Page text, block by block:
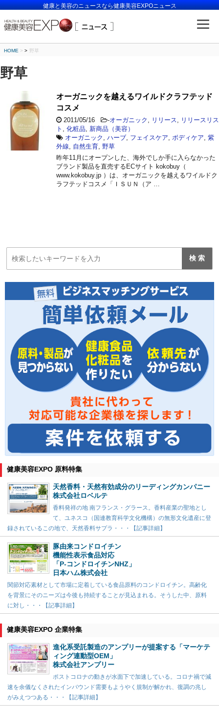
健康と美容のニュースなら健康美容EXPOニュース
HOME > 野草
野草
オーガニックを越えるワイルドクラフテッド
コスメ
2011/05/16 -オーガニック リリース
リリースリス
ト
化粧品
新商品（美容）
オーガニック
ハーブ フェイスケア ボディケア 紫
外線
自然生育 野草
昨年11月にオープンした、海外でしか手に入らなかった
ブランド製品を直売するECサイト kokobuy（
www.kokobuy.jp ）は、オーガニックを越えるワイルドク
ラフテッドコスメ「ＩＳＵＮ（ア …
健康美容EXPO 原料特集
天然香料・天然有効成分のリーディングカンパニー
株式会社ロベルテ
香料発祥の地 南フランス・グラース。香料産業の聖地とし
て、ユネスコ（国連教育科学文化機構）の無形文化遺産に登
録されているこの地で、天然香料サプラ・・・【記事詳細】
豚由来コンドロイチン
機能性表示食品対応
「P-コンドロイチンNHZ」
日本ハム株式会社
関節対応素材として市場に定着している食品原料のコンドロイチン。高齢化
を背景にそのニーズは今後も持続することが見込まれる。そうした中、原料
に対し・・・【記事詳細】
健康美容EXPO 企業特集
進化系受託製造のアンプリーが提案する「マーケテ
ィング連動型OEM」
株式会社アンプリー
ポストコロナの動きが水面下で加速している。コロナ禍で減
速を余儀なくされたインバウンド需要もようやく規制が解かれ、復調の兆し
がみえつつある・・・【記事詳細】